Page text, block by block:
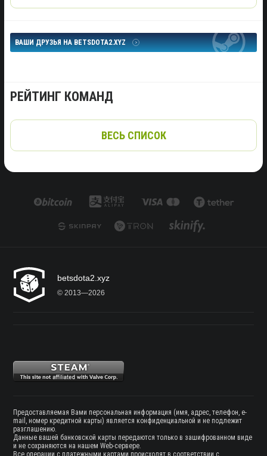
ВАШИ ДРУЗЬЯ НА BETSDOTA2.XYZ
РЕЙТИНГ КОМАНД
ВЕСЬ СПИСОК
betsdota2.xyz
© 2013—2026
Предоставляемая Вами персональная информация (имя, адрес, телефон, e-
mail, номер кредитной карты) является конфиденциальной и не подлежит
разглашению.
Данные вашей банковской карты передаются только в зашифрованном виде
и не сохраняются на нашем Web-сервере.
Все операции с платежными картами происходят в соответствии с